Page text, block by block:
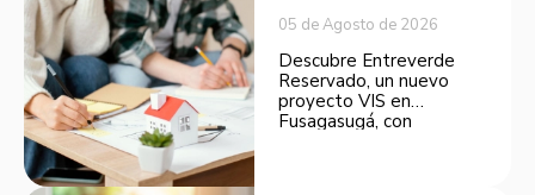
05 de Agosto de 2026
Descubre Entreverde
Reservado, un nuevo
proyecto VIS en
Fusagasugá, con